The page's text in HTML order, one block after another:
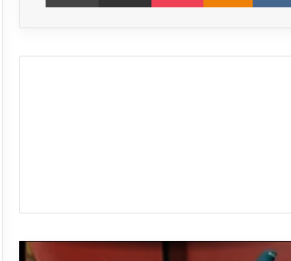
۳۰ میلیون ایرانی دسترسی به دارو را از دست
فرهنگ‌سازی و آموزش عمومی ضرورت دارد